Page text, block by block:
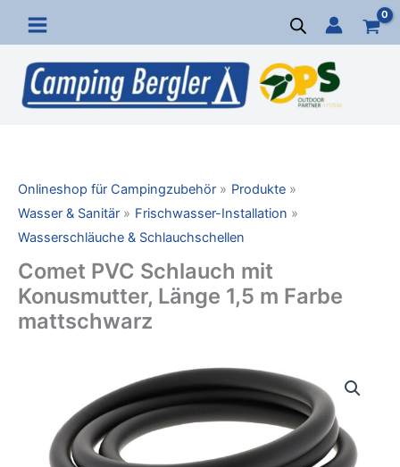
Inhalt
springen
Onlineshop für Campingzubehör
Produkte
Wasser & Sanitär
Frischwasser-Installation
Wasserschläuche & Schlauchschellen
Comet PVC Schlauch mit
Konusmutter, Länge 1,5 m Farbe
mattschwarz
Konusmutter,
Länge